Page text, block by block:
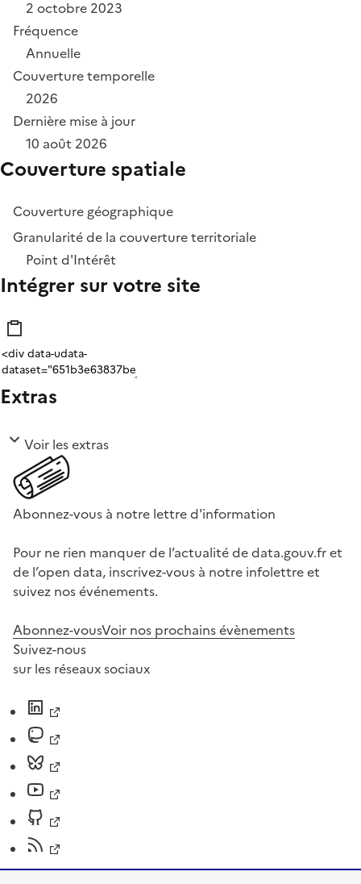
2 octobre 2023
Fréquence
Annuelle
Couverture temporelle
2026
Dernière mise à jour
10 août 2026
Couverture spatiale
Couverture géographique
Granularité de la couverture territoriale
Point d'Intérêt
Intégrer sur votre site
Extras
Voir les extras
Abonnez-vous à notre lettre d'information
Pour ne rien manquer de l’actualité de data.gouv.fr et
de l’open data, inscrivez-vous à notre infolettre et
suivez nos événements.
Abonnez-vousVoir nos prochains évènements
Suivez-nous
sur les réseaux sociaux